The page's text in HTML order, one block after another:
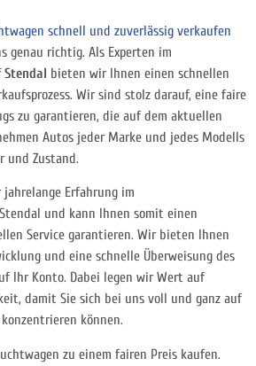
schnell und zuverlässig verkaufen
genau richtig. Als Experten im
Stendal bieten wir Ihnen einen schnellen
Wir sind stolz darauf, eine faire
zu garantieren, die auf dem aktuellen
Autos jeder Marke und jedes Modells
und Zustand.
jahrelange Erfahrung im
und kann Ihnen somit einen
Service garantieren. Wir bieten Ihnen
und eine schnelle Überweisung des
Ihr Konto. Dabei legen wir Wert auf
damit Sie sich bei uns voll und ganz auf
können.
zu einem fairen Preis kaufen.